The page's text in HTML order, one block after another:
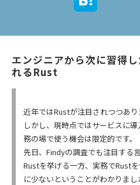
エンジニアから次に習得
れるRust
近年ではRustが注目されつつあり
しかし、現時点ではサービスに
務の場で使う機会は限定的です。
先日、Findyの調査でも注目する
Rustを挙げる一方、実務でRust
に少ないということがわかりまし